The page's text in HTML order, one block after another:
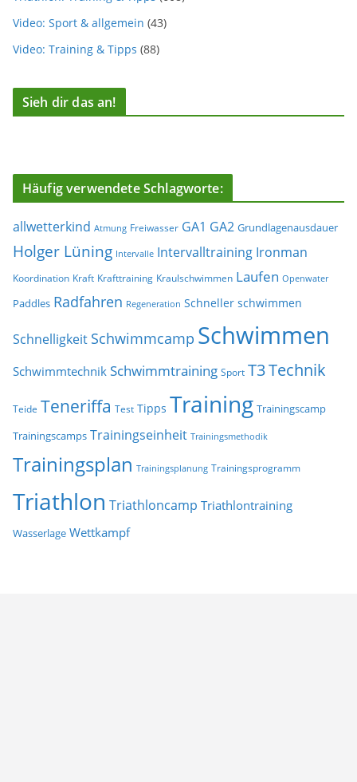
Video: Sport & allgemein (43)
Video: Training & Tipps (88)
Sieh dir das an!
Häufig verwendete Schlagworte:
allwetterkind Atmung Freiwasser GA1 GA2 Grundlagenausdauer
Holger Lüning Intervalle Intervalltraining Ironman
Koordination Kraft Krafttraining Kraulschwimmen Laufen Openwater
Paddles Radfahren Regeneration Schneller schwimmen
Schnelligkeit Schwimmcamp Schwimmen
Schwimmtechnik Schwimmtraining Sport T3Technik
Teide Teneriffa Test Tipps Training Trainingscamp
Trainingscamps Trainingseinheit Trainingsmethodik
Trainingsplan Trainingsplanung Trainingsprogramm
Triathlon Triathloncamp Triathlontraining
Wasserlage Wettkampf